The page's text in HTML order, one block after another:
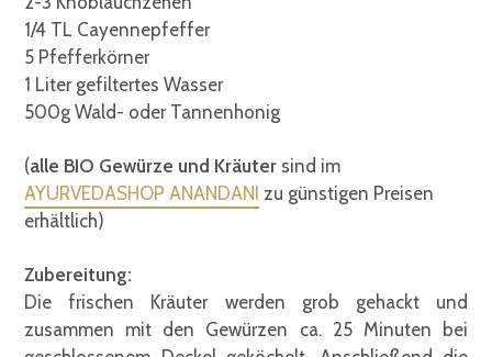
1/4 TL Cayennepfeffer
5 Pfefferkörner
1 Liter gefiltertes Wasser
500g Wald- oder Tannenhonig
(alle BIO Gewürze und Kräuter sind im
AYURVEDASHOP ANANDANI zu günstigen Preisen
erhältlich)
Zubereitung:
Die frischen Kräuter werden grob gehackt und
zusammen mit den Gewürzen ca. 25 Minuten bei